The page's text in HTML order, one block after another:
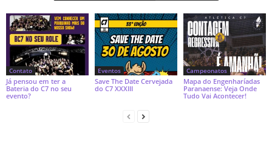
Contato
Já pensou em ter a
Bateria do C7 no seu
evento?
Eventos
Save The Date Cervejada
do C7 XXXIII
Campeonatos
Mapa do Engenharíadas
Paranaense: Veja Onde
Tudo Vai Acontecer!